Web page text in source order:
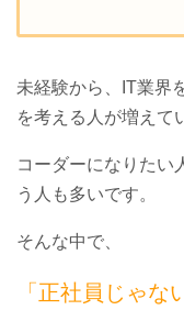
未経験から、IT業界
を考える人が増えて
コーダーになりたい
う人も多いです。
そんな中で、
「正社員じゃ